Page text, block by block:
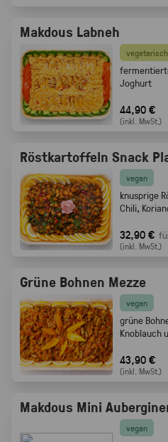
Makdous Labneh
vegetarisch
f
Joghurt
44,90 €
(inkl. MwSt.)
Röstkartoffeln Snack
vegan
knusprige
Chili,
32,90 €
(inkl. MwSt.)
Grüne Bohnen Mezze
vegan
grüne
Knoblauch
43,90 €
(inkl. MwSt.)
Makdous Mini
vegan